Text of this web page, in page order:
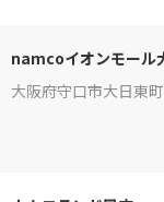
namcoイオンモール
大阪府守口市大日東